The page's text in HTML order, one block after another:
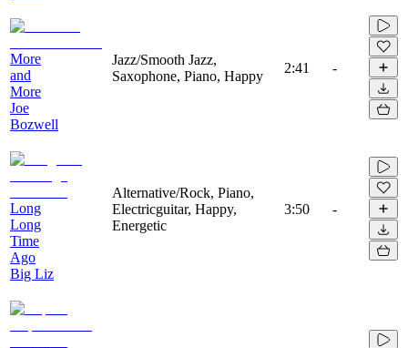
More
and
More
Joe
Bozwell
Jazz/Smooth Jazz,
Saxophone, Piano, Happy
2:41 -
Long
Long
Time
Ago
Big Liz
Alternative/Rock, Piano,
Electricguitar, Happy,
Energetic
3:50 -